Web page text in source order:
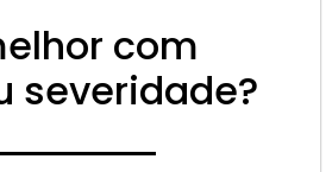
com
severidade?